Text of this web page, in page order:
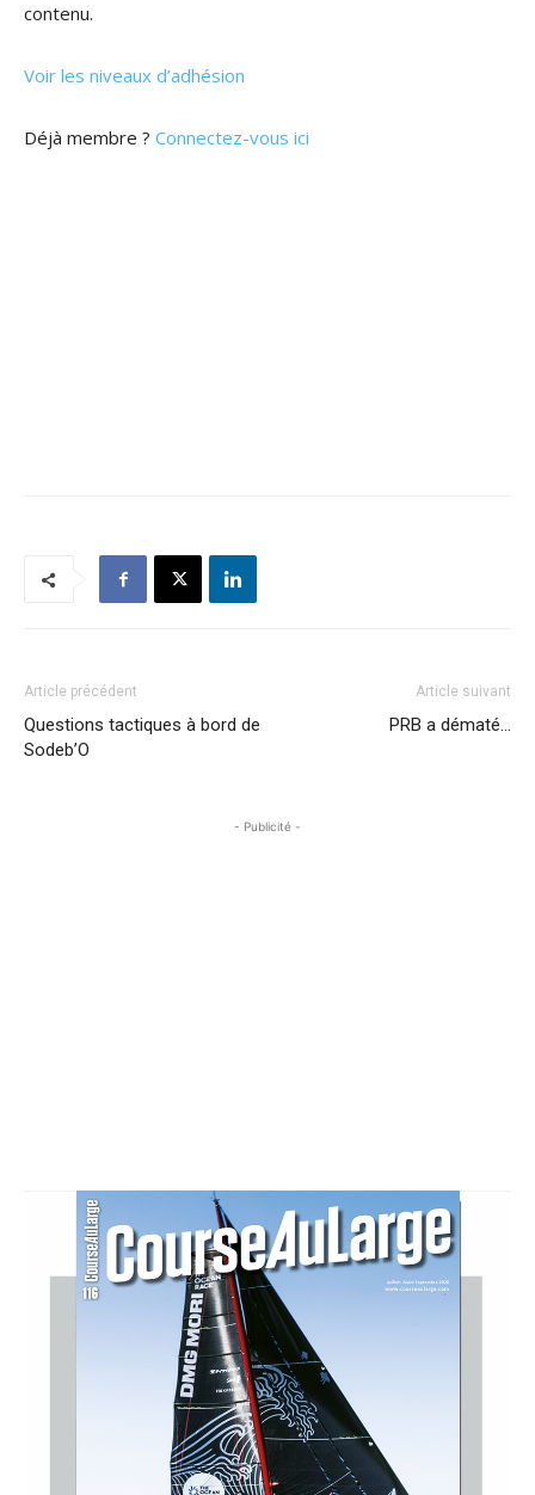
contenu.
Voir les niveaux d’adhésion
Déjà membre ? Connectez-vous ici
Article précédent
Questions tactiques à bord de
Sodeb’O
Article suivant
PRB a dématé…
- Publicité -